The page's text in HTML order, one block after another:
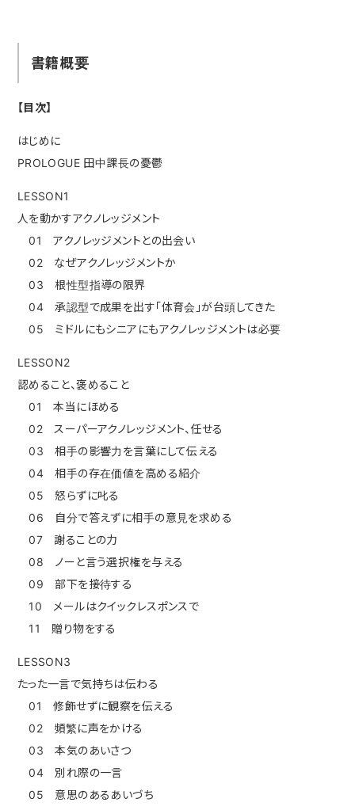
書籍概要
【目次】
はじめに
PROLOGUE 田中課長の憂鬱
LESSON1
人を動かすアクノレッジメント
01 アクノレッジメントとの出会い
02 なぜアクノレッジメントか
03 根性型指導の限界
04 承認型で成果を出す「体育会」が台頭してきた
05 ミドルにもシニアにもアクノレッジメントは必要
LESSON2
認めること、褒めること
01 本当にほめる
02 スーパーアクノレッジメント、任せる
03 相手の影響力を言葉にして伝える
04 相手の存在価値を高める紹介
05 怒らずに叱る
06 自分で答えずに相手の意見を求める
07 謝ることの力
08 ノーと言う選択権を与える
09 部下を接待する
10 メールはクイックレスポンスで
11 贈り物をする
LESSON3
たった一言で気持ちは伝わる
01 修飾せずに観察を伝える
02 頻繁に声をかける
03 本気のあいさつ
04 別れ際の一言
05 意思のあるあいづち